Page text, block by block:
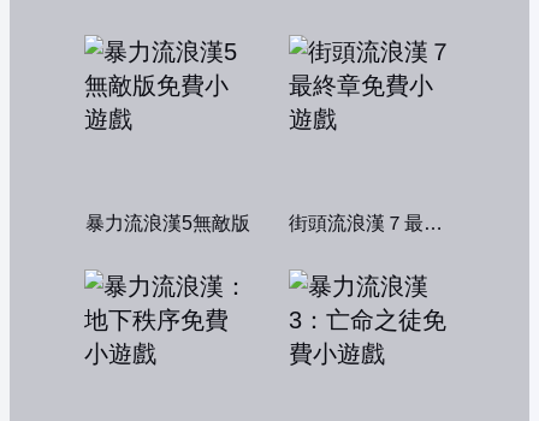
暴力流浪漢5無敵版 街頭流浪漢７最終章